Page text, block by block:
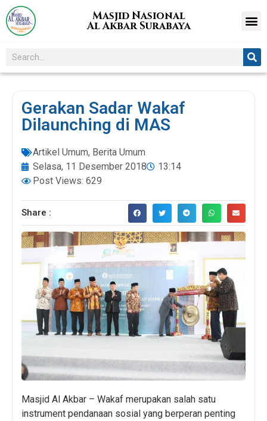
Masjid Nasional
Al Akbar Surabaya
Gerakan Sadar Wakaf
Dilaunching di MAS
Artikel Umum, Berita Umum
Selasa, 11 Desember 2018
13:14
Post Views: 629
Share :
Masjid Al Akbar – Wakaf merupakan salah satu
instrument pendanaan sosial yang berperan penting